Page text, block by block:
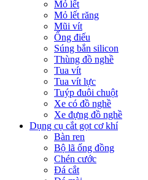
Mỏ lết
Mỏ lết răng
Mũi vít
Ống điếu
Súng bắn silicon
Thùng đồ nghề
Tua vít
Tua vít lực
Tuýp đuôi chuột
Xe có đồ nghề
Xe đựng đồ nghề
Dụng cụ cắt gọt cơ khí
Bàn ren
Bộ lã ống đồng
Chén cước
Đá cắt